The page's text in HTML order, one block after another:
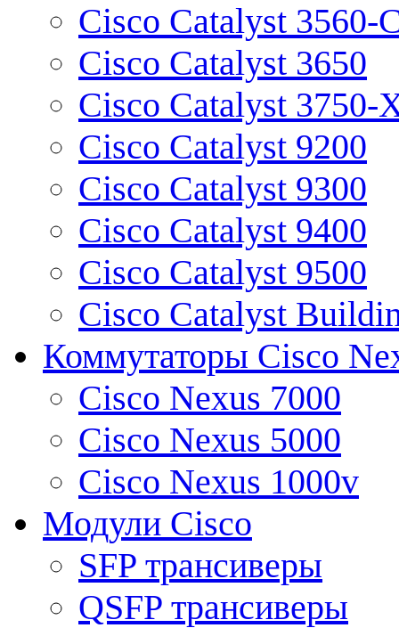
Cisco Catalyst 3560-
Cisco Catalyst 3650
Cisco Catalyst 3750-
Cisco Catalyst 9200
Cisco Catalyst 9300
Cisco Catalyst 9400
Cisco Catalyst 9500
Cisco Catalyst
Коммутаторы Cisco
Cisco Nexus 7000
Cisco Nexus 5000
Cisco Nexus 1000v
Модули Cisco
SFP трансиверы
QSFP трансиверы